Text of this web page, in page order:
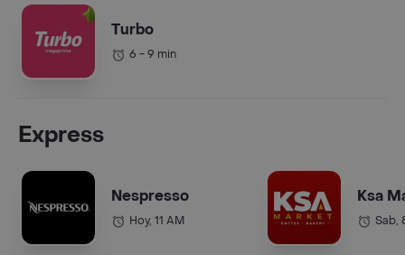
Turbo
6 - 9 min
Express
Nespresso
Hoy, 11 AM
Ksa
Sab,